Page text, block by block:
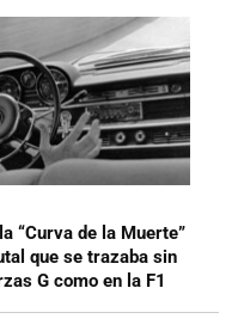
“Curva de la Muerte”
que se trazaba sin
G como en la F1